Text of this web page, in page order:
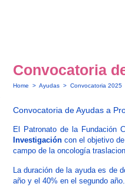
Convocatoria
Home > Ayudas > Convocatoria 2025
Convocatoria de Ayudas a
El Patronato de la Fundación
Investigación con el objetivo
campo de la oncología
La duración de la ayuda es de
año y el 40% en el segundo año.